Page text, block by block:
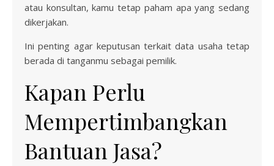
atau konsultan, kamu tetap paham apa yang sedang
dikerjakan.
Ini penting agar keputusan terkait data usaha tetap
berada di tanganmu sebagai pemilik.
Kapan Perlu
Mempertimbangkan
Bantuan Jasa?